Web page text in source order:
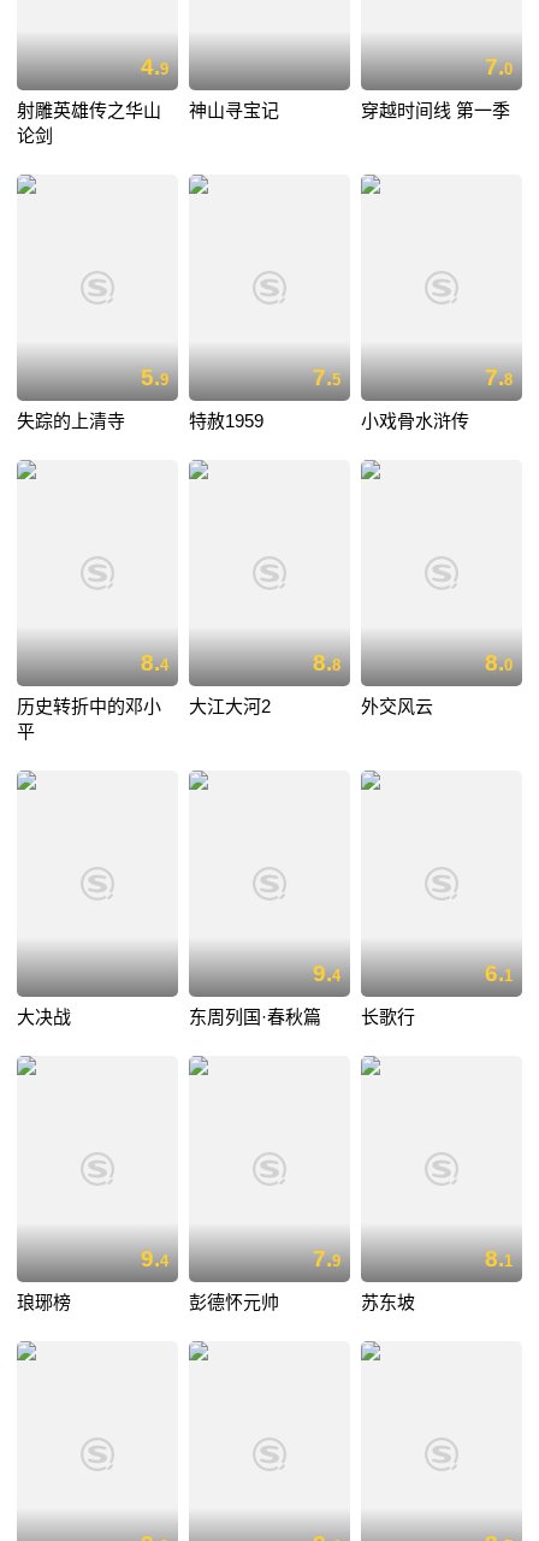
4.9
射雕英雄传之华山
论剑
神山寻宝记
7.0
穿越时间线 第一季
5.9
失踪的上清寺
7.5
特赦1959
7.8
小戏骨水浒传
8.4
历史转折中的邓小
平
8.8
大江大河2
8.0
外交风云
大决战
9.4
东周列国·春秋篇
6.1
长歌行
9.4
琅琊榜
7.9
彭德怀元帅
8.1
苏东坡